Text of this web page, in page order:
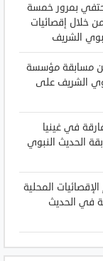
بمرور خمسة
خلال إقصائيات
الشريف
من مسابقة مؤسسة
الشريف على
في غينيا
الحديث النبوي
المحلية
في الحديث